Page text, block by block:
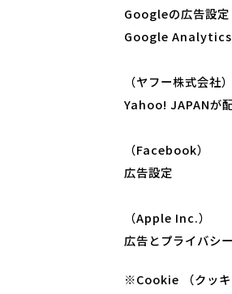
Googleの広告設定
Google Analytics
（ヤフー株式会社）
Yahoo! JAPANが
（Facebook）
広告設定
（Apple Inc.）
広告とプライバシー
※Cookie （クッキ